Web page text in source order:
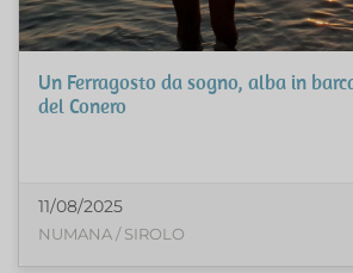
Un Ferragosto da sogno, alba in
del Conero
11/08/2025
NUMANA / SIROLO